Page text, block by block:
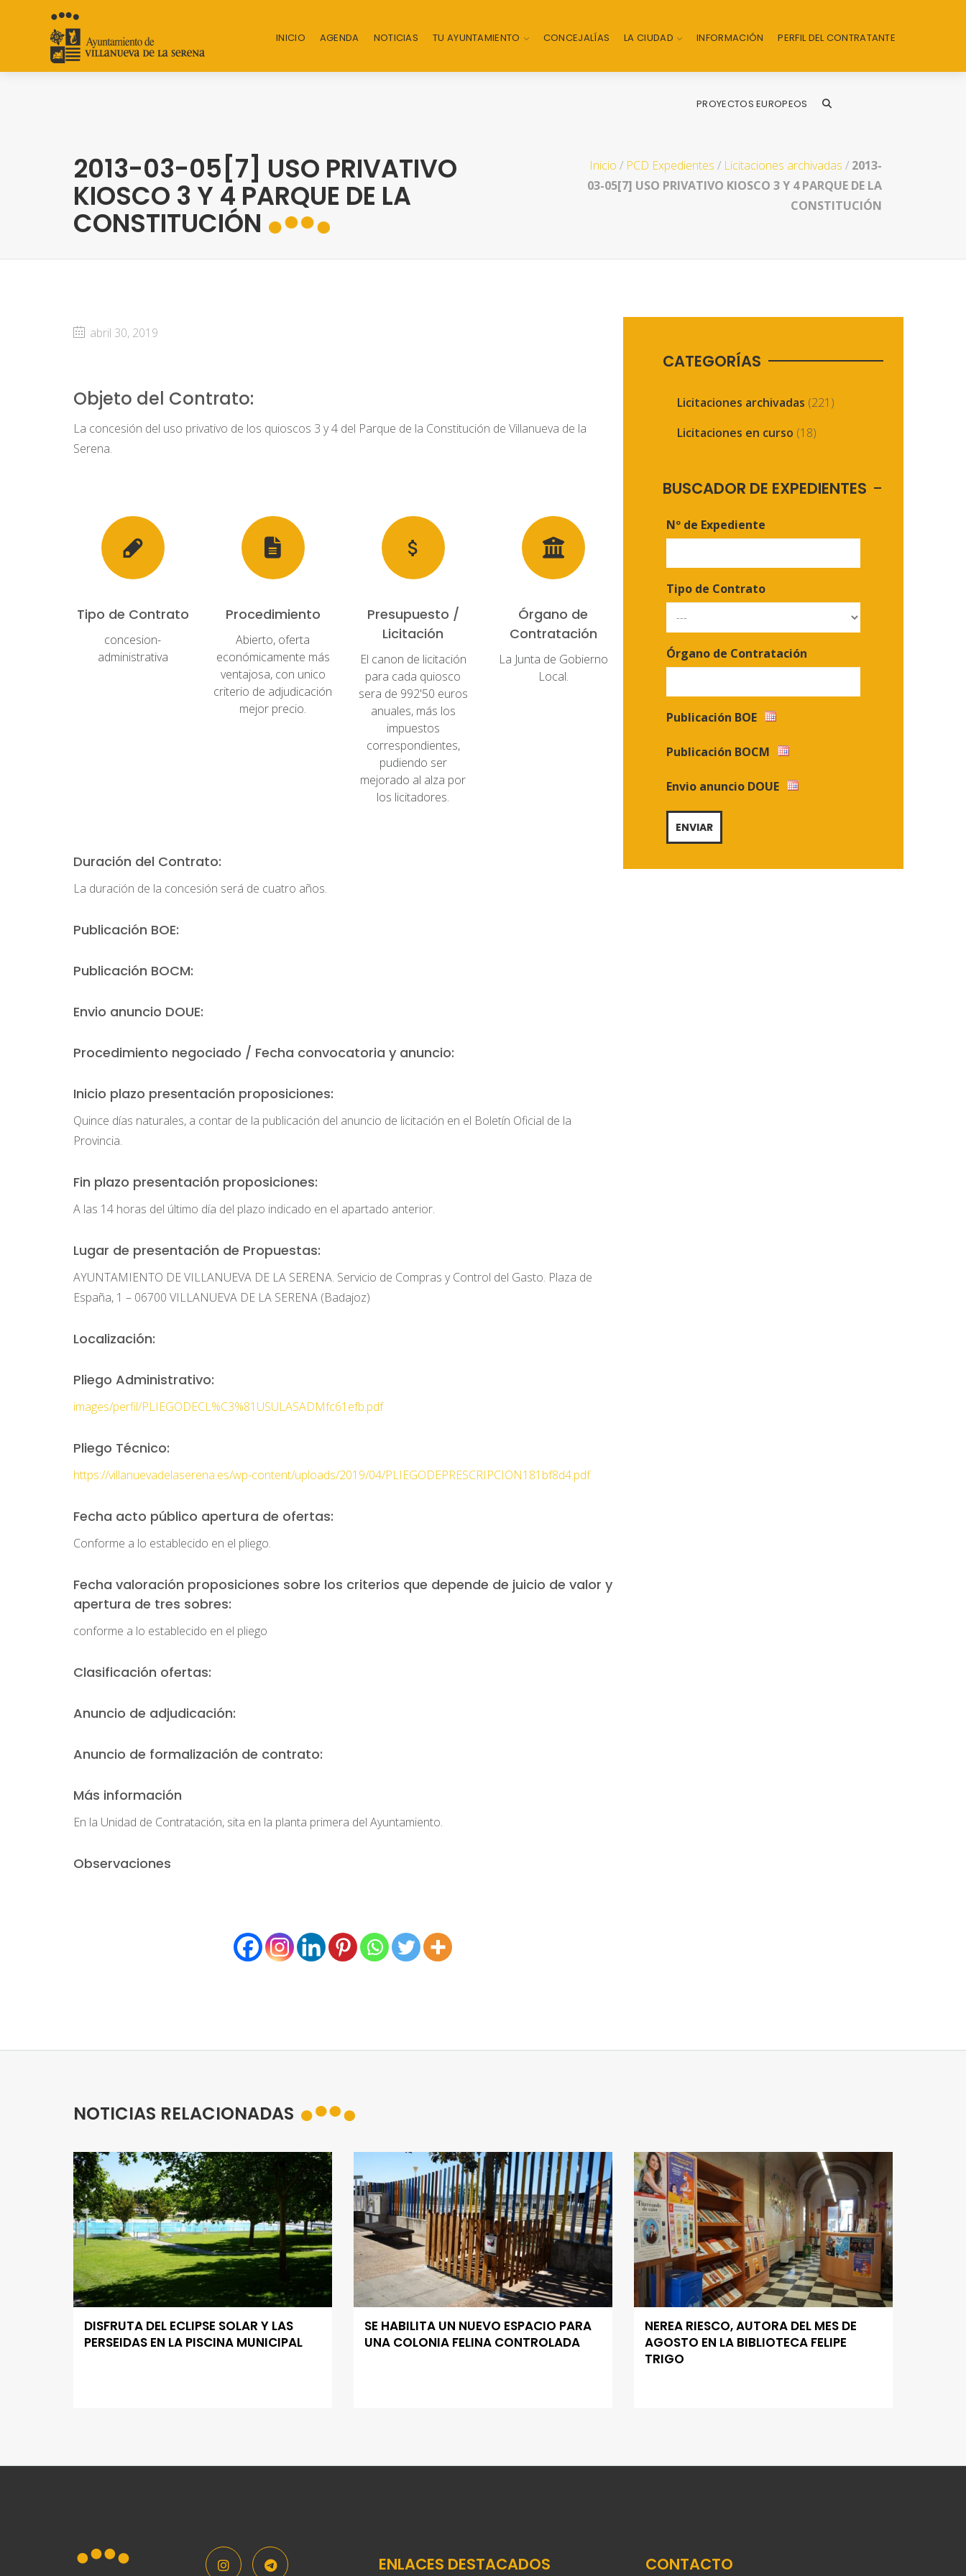
INICIO AGENDA NOTICIAS TU AYUNTAMIENTO CONCEJALÍAS LA CIUDAD INFORMACIÓN PERFIL DEL CONTRATANTE
PROYECTOS EUROPEOS
2013-03-05[7] USO PRIVATIVO
KIOSCO 3 Y 4 PARQUE DE LA
CONSTITUCIÓN
Inicio / PCD Expedientes / Licitaciones archivadas / 2013-
03-05[7] USO PRIVATIVO KIOSCO 3 Y 4 PARQUE DE LA
CONSTITUCIÓN
abril 30, 2019
Objeto del Contrato:
La concesión del uso privativo de los quioscos 3 y 4 del Parque de la Constitución de Villanueva de la
Serena.
Tipo de Contrato
concesion-
administrativa
Procedimiento
Abierto, oferta
económicamente más
ventajosa, con unico
criterio de adjudicación
mejor precio.
Presupuesto /
Licitación
El canon de licitación
para cada quiosco
sera de 992'50 euros
anuales, más los
impuestos
correspondientes,
pudiendo ser
mejorado al alza por
los licitadores.
Órgano de
Contratación
La Junta de Gobierno
Local.
Duración del Contrato:
La duración de la concesión será de cuatro años.
Publicación BOE:
Publicación BOCM:
Envio anuncio DOUE:
Procedimiento negociado / Fecha convocatoria y anuncio:
Inicio plazo presentación proposiciones:
Quince días naturales, a contar de la publicación del anuncio de licitación en el Boletín Oficial de la
Provincia.
Fin plazo presentación proposiciones:
A las 14 horas del último día del plazo indicado en el apartado anterior.
Lugar de presentación de Propuestas:
AYUNTAMIENTO DE VILLANUEVA DE LA SERENA. Servicio de Compras y Control del Gasto. Plaza de
España, 1 – 06700 VILLANUEVA DE LA SERENA (Badajoz)
Localización:
Pliego Administrativo:
images/perfil/PLIEGODECL%C3%81USULASADMfc61efb.pdf
Pliego Técnico:
https://villanuevadelaserena.es/wp-content/uploads/2019/04/PLIEGODEPRESCRIPCION181bf8d4.pdf
Fecha acto público apertura de ofertas:
Conforme a lo establecido en el pliego.
Fecha valoración proposiciones sobre los criterios que depende de juicio de valor y
apertura de tres sobres:
conforme a lo establecido en el pliego
Clasificación ofertas:
Anuncio de adjudicación:
Anuncio de formalización de contrato:
Más información
En la Unidad de Contratación, sita en la planta primera del Ayuntamiento.
Observaciones
CATEGORÍAS
Licitaciones archivadas (221)
Licitaciones en curso (18)
BUSCADOR DE EXPEDIENTES
Nº de Expediente
Tipo de Contrato
Órgano de Contratación
Publicación BOE
Publicación BOCM
Envio anuncio DOUE
NOTICIAS RELACIONADAS
DISFRUTA DEL ECLIPSE SOLAR Y LAS
PERSEIDAS EN LA PISCINA MUNICIPAL
SE HABILITA UN NUEVO ESPACIO PARA
UNA COLONIA FELINA CONTROLADA
NEREA RIESCO, AUTORA DEL MES DE
AGOSTO EN LA BIBLIOTECA FELIPE
TRIGO
ENLACES DESTACADOS CONTACTO